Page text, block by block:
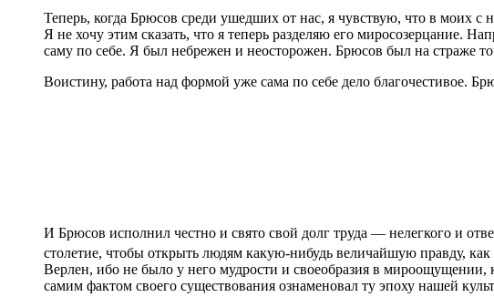
Теперь, когда Брюсов среди ушедших от нас, я чувствую, что в моих с
Я не хочу этим сказать, что я теперь разделяю его
саму по себе. Я был небрежен и неосторожен. Брюсов был на страже
Воистину, работа над формой уже сама по себе дело благочестивое.
И Брюсов исполнил честно и свято свой долг труда — нелегкого и
столетие, чтобы открыть людям какую-нибудь величайшую правду, как
Верлен, ибо не было у него мудрости и своеобразия в
самим фактом своего существования ознаменовал ту эпоху нашей